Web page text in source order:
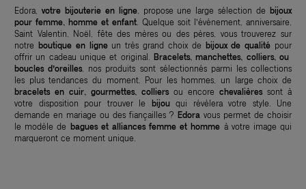
Edora, votre bijouterie en ligne, propose une large sélection de bijoux
pour femme, homme et enfant. Quelque soit l’événement, anniversaire,
Saint Valentin, Noël, fête des mères ou des pères, vous trouverez sur
notre boutique en ligneun très grand choix de bijoux de qualité pour
offrir un cadeau unique et original. Bracelets, manchettes, colliers, ou
boucles d’oreilles, nos produits sont sélectionnés parmi les collections
les plus tendances du moment. Pour les hommes, un large choix de
bracelets en cuir, gourmettes, colliersou encore chevalièressont à
votre disposition pour trouver le
bijouqui révèlera votre style. Une
demande en mariage ou des fiançailles ? Edora vous permet de choisir
le modèle de bagues et alliances femme et homme à votre image qui
marqueront ce moment unique.